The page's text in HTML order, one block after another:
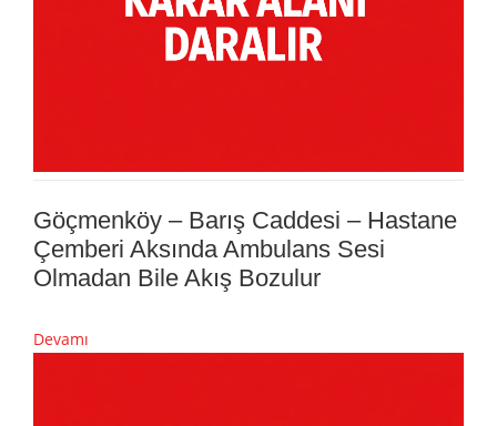
Göçmenköy – Barış Caddesi – Hastane
Çemberi Aksında Ambulans Sesi
Olmadan Bile Akış Bozulur
Devamı